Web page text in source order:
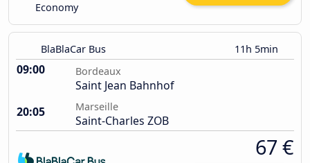
Economy
BlaBlaCar Bus 11h 5min
09:00 Bordeaux
Saint Jean Bahnhof
20:05
Marseille
Saint-Charles ZOB
67 €